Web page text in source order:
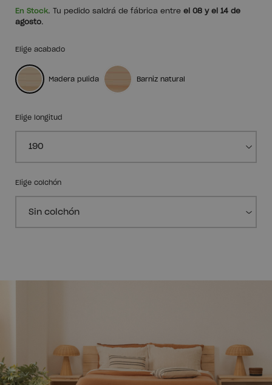
Elige acabado
Madera pulida Barniz natural
Elige longitud
Elige colchón
En Stock. Tu pedido saldrá de fábrica entre el 08 y el 14 de
agosto.